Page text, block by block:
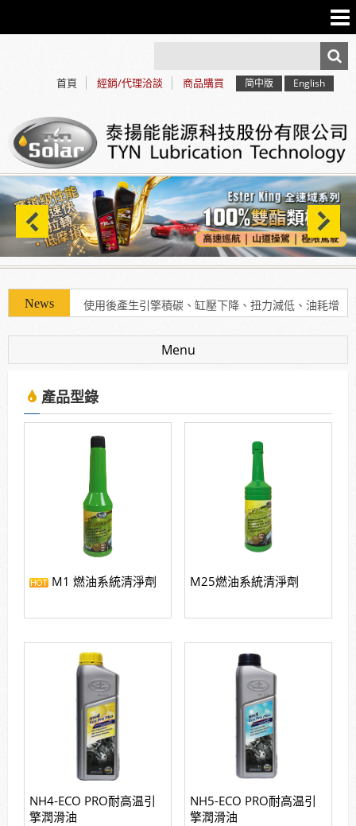
首頁 經銷/代理洽談 商品購買 简中版 English
使用後產生引擎積碳、缸壓下降、扭力減低、油耗增
加等現象
2025年7月13日受KBS京都電視台邀請採訪，廣受日
使用「泰揚能 Solar 索爾機油」可有效解決車輛經年
使用後產生引擎積碳、缸壓下降、扭力減低、油耗增
2025年7月13日受KBS京都電視台邀請採訪，廣受日
本當地通路詢問洽談進駐。
Menu
產品型錄
M1 燃油系統清淨劑 M25燃油系統清淨劑
NH4-ECO PRO耐高温引
擎潤滑油
NH5-ECO PRO耐高温引
擎潤滑油